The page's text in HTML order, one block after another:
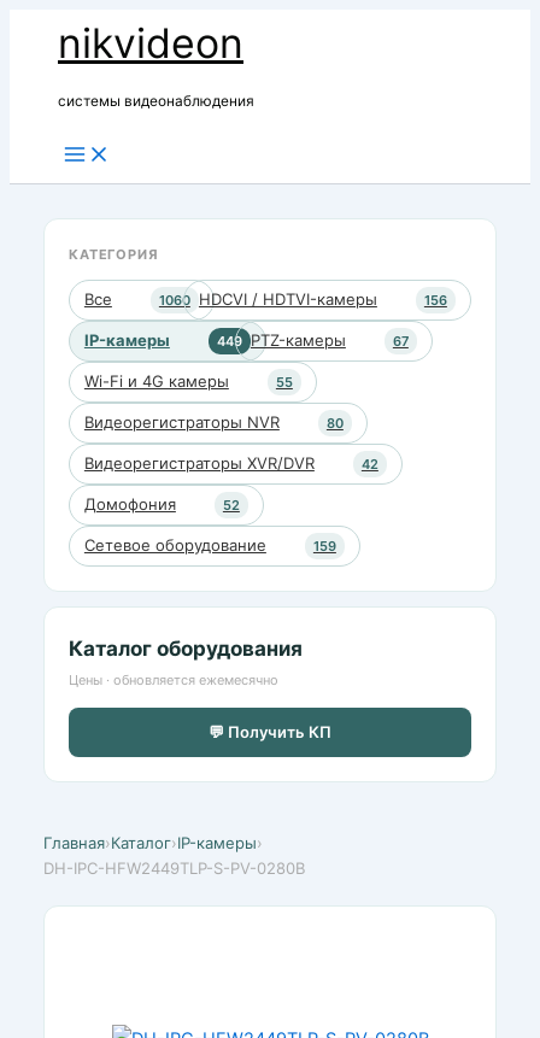
nikvideon
системы видеонаблюдения
КАТЕГОРИЯ
Все 1060 HDCVI / HDTVI-камеры 156
IP-камеры 449 PTZ-камеры 67
Wi-Fi и 4G камеры 55
Видеорегистраторы NVR 80
Видеорегистраторы XVR/DVR 42
Домофония 52
Сетевое оборудование 159
Каталог оборудования
Цены · обновляется ежемесячно
💬 Получить КП
Главная›Каталог›IP-камеры›
DH-IPC-HFW2449TLP-S-PV-0280B